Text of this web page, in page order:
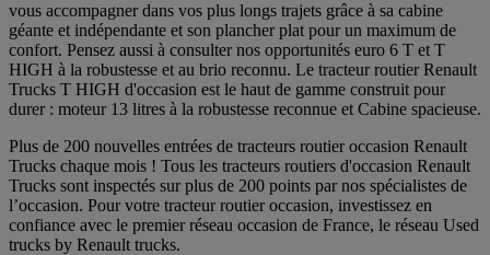
vous accompagner dans vos plus longs trajets grâce à sa cabine
géante et indépendante et son plancher plat pour un maximum de
confort. Pensez aussi à consulter nos opportunités euro 6 T et T
HIGH à la robustesse et au brio reconnu. Le tracteur routier Renault
Trucks T HIGH d'occasion est le haut de gamme construit pour
durer : moteur 13 litres à la robustesse reconnue et Cabine spacieuse.
Plus de 200 nouvelles entrées de tracteurs routier occasion Renault
Trucks chaque mois ! Tous les tracteurs routiers d'occasion Renault
Trucks sont inspectés sur plus de 200 points par nos spécialistes de
l’occasion. Pour votre tracteur routier occasion, investissez en
confiance avec le premier réseau occasion de France, le réseau Used
trucks by Renault trucks.